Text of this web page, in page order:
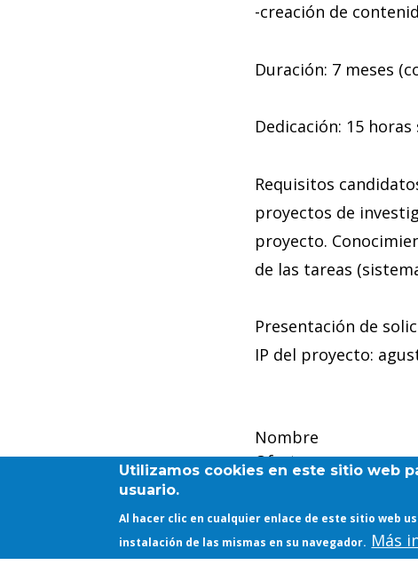
-creación de
Duración: 7 meses
Dedicación: 15
Requisitos
proyectos de
proyecto.
de las tareas
Presentación de
IP del proyecto:
Nombre
Oferta
Utilizamos cookies en este sitio web
usuario.
Al hacer clic en cualquier enlace de este sitio web
instalación de las mismas en su navegador. Más